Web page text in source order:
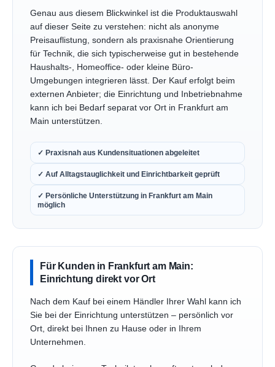
Genau aus diesem Blickwinkel ist die Produktauswahl
auf dieser Seite zu verstehen: nicht als anonyme
Preisauflistung, sondern als praxisnahe Orientierung
für Technik, die sich typischerweise gut in bestehende
Haushalts-, Homeoffice- oder kleine Büro-
Umgebungen integrieren lässt. Der Kauf erfolgt beim
externen Anbieter; die Einrichtung und Inbetriebnahme
kann ich bei Bedarf separat vor Ort in Frankfurt am
Main unterstützen.
✓ Praxisnah aus Kundensituationen abgeleitet
✓ Auf Alltagstauglichkeit und Einrichtbarkeit geprüft
✓ Persönliche Unterstützung in Frankfurt am Main
möglich
Für Kunden in Frankfurt am Main:
Einrichtung direkt vor Ort
Nach dem Kauf bei einem Händler Ihrer Wahl kann ich
Sie bei der Einrichtung unterstützen – persönlich vor
Ort, direkt bei Ihnen zu Hause oder in Ihrem
Unternehmen.